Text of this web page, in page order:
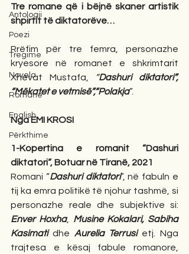
Antologji
Poezi
Tregime
Novela
Romane
English
Përkthime
Tre romane që i bëjnë skaner artistik
shpirtit të diktatorëve…
Rrëfim për tre femra, personazhe
kryesore në romanet e shkrimtarit
Xhevat Mustafa,
“Dashuri diktatori”,
“Mëkatet e vetmisë”,“Polakja”.
Nga EMI KROSI
1-Kopertina e romanit “Dashuri
diktatori“, Botuar në Tiranë, 2021
Romani “Dashuri diktatori”, në fabuln e
tij ka emra politikë të njohur tashmë, si
Enver Hoxha, Musine Kokalari, Sabiha
Kasimati dhe Aurelia Terrusi etj. Nga
trajtesa e kësaj fabule romanore,